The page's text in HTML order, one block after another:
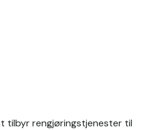
tilbyr rengjøringstjenester til